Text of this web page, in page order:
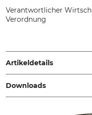
Verantwortlicher
Verordnung
www.grube.de
Artikeldetails
Marke
Nordforest Hunting
Downloads